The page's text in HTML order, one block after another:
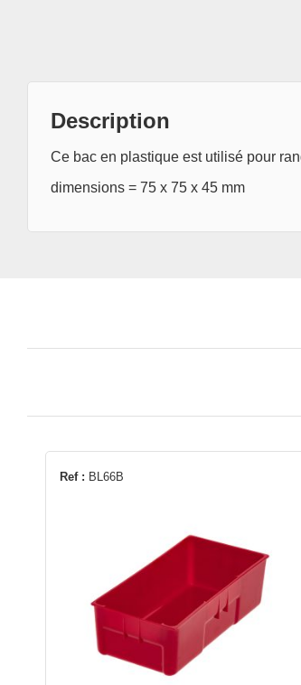
Description
Ce bac en plastique est utilisé pour
dimensions = 75 x 75 x 45 mm
Ref : BL66B